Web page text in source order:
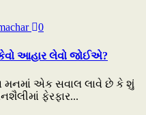
0
આહાર લેવો જોઈએ?
મનમાં એક સવાલ લાવે છે કે શું
ફેરફાર...